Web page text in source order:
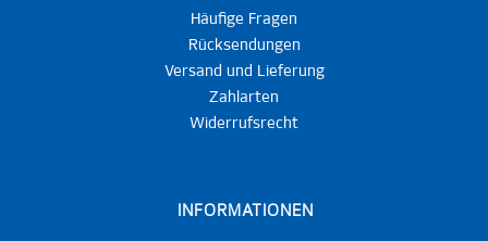
Häufige Fragen
Rücksendungen
Versand und Lieferung
Zahlarten
Widerrufsrecht
INFORMATIONEN